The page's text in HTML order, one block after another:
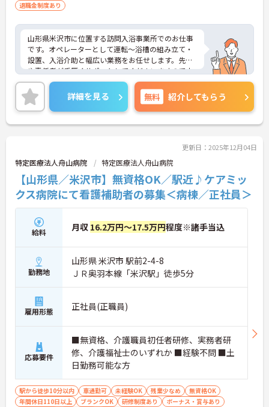
退職金制度あり
山形県米沢市に位置する訪問入浴事業所でのお仕事
です。オペレーターとして運転～浴槽の組み立て・
設置、入浴介助と幅広い業務をお任せします。先輩
や責任者が手厚くサポートしてくださいますので未
経験の方も安心です！実務者研修・介護福祉士資格
取得支援制度もあり、働きながらスキルアップも目
指せます♪ご興味のある方には、面接対策ポイント
など、さらに詳細をお話しいたしますのでお気軽に
ご相談ください！
詳細を見る 無料 紹介してもらう
更新日：2025年12月04日
特定医療法人舟山病院 特定医療法人舟山病院
【山形県／米沢市】無資格OK／駅近♪ケアミッ
クス病院にて看護補助者の募集＜病棟／正社員＞
給料 月収 16.2万円～17.5万円程度※諸手当込
勤務地
山形県 米沢市 駅前2-4-8
ＪＲ奥羽本線「米沢駅」徒歩5分
雇用形態 正社員(正職員)
応募要件
■無資格、介護職員初任者研修、実務者研
修、介護福祉士のいずれか ■経験不問 ■土
日勤務可能な方
駅から徒歩10分以内 車通勤可 未経験OK 残業少なめ
無資格OK
年間休日110日以上
ブランクOK 研修制度あり
ボーナス・賞与あり